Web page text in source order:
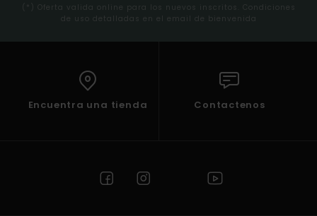
(*) Oferta valida online para los nuevos inscritos. Condiciones
de uso detalladas en el email de bienvenida
Encuentra una tienda Contactenos